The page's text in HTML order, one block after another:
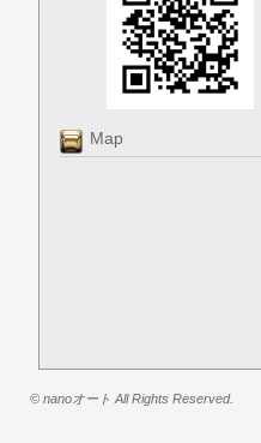
Map
© nanoオート All Rights Reserved.